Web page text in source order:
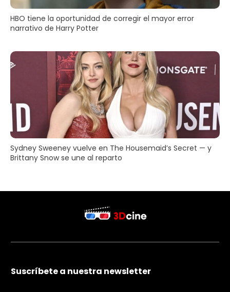
HBO tiene la oportunidad de corregir el mayor error
narrativo de Harry Potter
Sydney Sweeney vuelve en The Housemaid’s Secret — y
Brittany Snow se une al reparto
Suscríbete a nuestra newsletter